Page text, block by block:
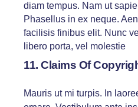
diam tempus. Nam ut
Phasellus in ex neque.
facilisis finibus elit. Nunc
libero porta, vel molestie
11. Claims Of
Mauris ut mi turpis. In